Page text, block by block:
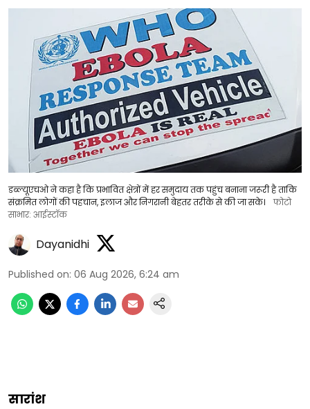
डब्ल्यूएचओ ने कहा है कि प्रभावित क्षेत्रों में हर समुदाय तक पहुंच बनाना जरूरी है ताकि
संक्रमित लोगों की पहचान, इलाज और निगरानी बेहतर तरीके से की जा सके।
फोटो
साभार: आईस्टॉक
Dayanidhi
Published on: 06 Aug 2026, 6:24 am
सारांश